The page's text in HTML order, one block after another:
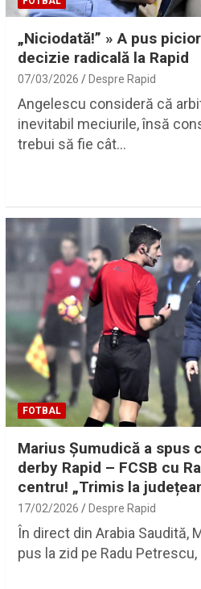
„Niciodată!” » A pus
decizie radicală la Rapid
07/03/2026 Despre Rapid
Angelescu consideră că
inevitabil meciurile, însă
trebui să fie cât…
FOTBAL
Marius Şumudică a spus
derby Rapid – FCSB cu
centru! „Trimis la
17/02/2026 Despre Rapid
În direct din Arabia Saudită,
pus la zid pe Radu